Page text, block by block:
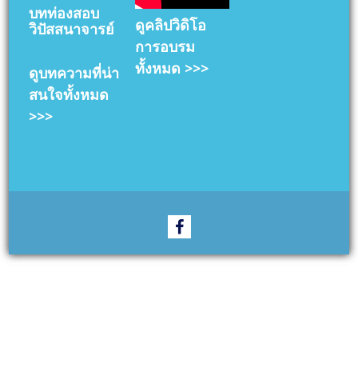
บทท่องสอบ
วิปัสสนาจารย์
ดูบทความที่น่า
สนใจทั้งหมด
>>>
ดูคลิปวิดิโอ
การอบรม
ทั้งหมด >>>